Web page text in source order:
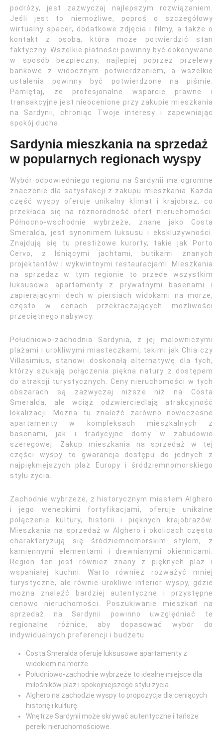
podróży, jest zazwyczaj najlepszym rozwiązaniem.
Jeśli jest to niemożliwe, poproś o szczegółowy
wirtualny spacer, dodatkowe zdjęcia i filmy, a także o
kontakt z osobą, która może potwierdzić stan
faktyczny. Wszelkie płatności powinny być dokonywane
w sposób bezpieczny, najlepiej poprzez przelewy
bankowe z widocznym potwierdzeniem, a wszelkie
ustalenia powinny być potwierdzone na piśmie.
Pamiętaj, że profesjonalne wsparcie prawne i
transakcyjne jest nieocenione przy zakupie mieszkania
na Sardynii, chroniąc Twoje interesy i zapewniając
spokój ducha.
Sardynia mieszkania na sprzedaż
w popularnych regionach wyspy
Wybór odpowiedniego regionu na Sardynii ma ogromne
znaczenie dla satysfakcji z zakupu mieszkania. Każda
część wyspy oferuje unikalny klimat i krajobraz, co
przekłada się na różnorodność ofert nieruchomości.
Północno-wschodnie wybrzeże, znane jako Costa
Smeralda, jest synonimem luksusu i ekskluzywności.
Znajdują się tu prestiżowe kurorty, takie jak Porto
Cervo, z lśniącymi jachtami, butikami znanych
projektantów i wykwintnymi restauracjami. Mieszkania
na sprzedaż w tym regionie to przede wszystkim
luksusowe apartamenty z prywatnymi basenami i
zapierającymi dech w piersiach widokami na morze,
często w cenach przekraczających możliwości
przeciętnego nabywcy.
Południowo-zachodnia Sardynia, z jej malowniczymi
plażami i urokliwymi miasteczkami, takimi jak Chia czy
Villasimius, stanowi doskonałą alternatywę dla tych,
którzy szukają połączenia piękna natury z dostępem
do atrakcji turystycznych. Ceny nieruchomości w tych
obszarach są zazwyczaj niższe niż na Costa
Smeralda, ale wciąż odzwierciedlają atrakcyjność
lokalizacji. Można tu znaleźć zarówno nowoczesne
apartamenty w kompleksach mieszkalnych z
basenami, jak i tradycyjne domy w zabudowie
szeregowej. Zakup mieszkania na sprzedaż w tej
części wyspy to gwarancja dostępu do jednych z
najpiękniejszych plaż Europy i śródziemnomorskiego
stylu życia.
Zachodnie wybrzeże, z historycznym miastem Alghero
i jego weneckimi fortyfikacjami, oferuje unikalne
połączenie kultury, historii i pięknych krajobrazów.
Mieszkania na sprzedaż w Alghero i okolicach często
charakteryzują się śródziemnomorskim stylem, z
kamiennymi elementami i drewnianymi okiennicami.
Region ten jest również znany z pięknych plaż i
wspaniałej kuchni. Warto również rozważyć mniej
turystyczne, ale równie urokliwe interior wyspy, gdzie
można znaleźć bardziej autentyczne i przystępne
cenowo nieruchomości. Poszukiwanie mieszkań na
sprzedaż na Sardynii powinno uwzględniać te
regionalne różnice, aby dopasować wybór do
indywidualnych preferencji i budżetu.
Costa Smeralda oferuje luksusowe apartamenty z
widokiem na morze.
Południowo-zachodnie wybrzeże to idealne miejsce dla
miłośników plaż i spokojniejszego stylu życia.
Alghero na zachodzie wyspy to propozycja dla ceniących
historię i kulturę.
Wnętrze Sardynii może skrywać autentyczne i tańsze
perełki nieruchomościowe.